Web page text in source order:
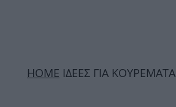
ΗΟΜΕ ΙΔΕΕΣ ΓΙΑ ΚΟΥΡΕΜΑΤΑ